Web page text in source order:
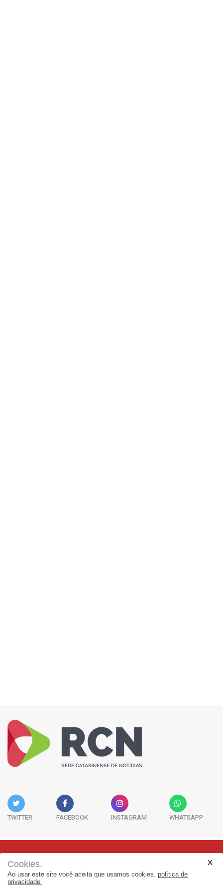
TWITTER FACEBOOK INSTAGRAM WHATSAPP
Rua Adolfo Melo, 38 - Sala 902 - Centro | Florianópolis-SC | CEP:
88015-090
Cookies.
Ao usar este site você aceita que usamos cookies. política de
privacidade.